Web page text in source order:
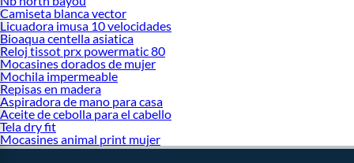
Camiseta blanca vector
Licuadora imusa 10 velocidades
Bioaqua centella asiatica
Reloj tissot prx powermatic 80
Mocasines dorados de mujer
Mochila impermeable
Repisas en madera
Aspiradora de mano para casa
Aceite de cebolla para el cabello
Tela dry fit
Mocasines animal print mujer